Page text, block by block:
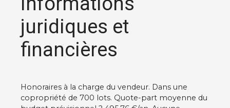
juridiques et
financières
Honoraires à la charge du vendeur. Dans une
copropriété de 700 lots. Quote-part moyenne du